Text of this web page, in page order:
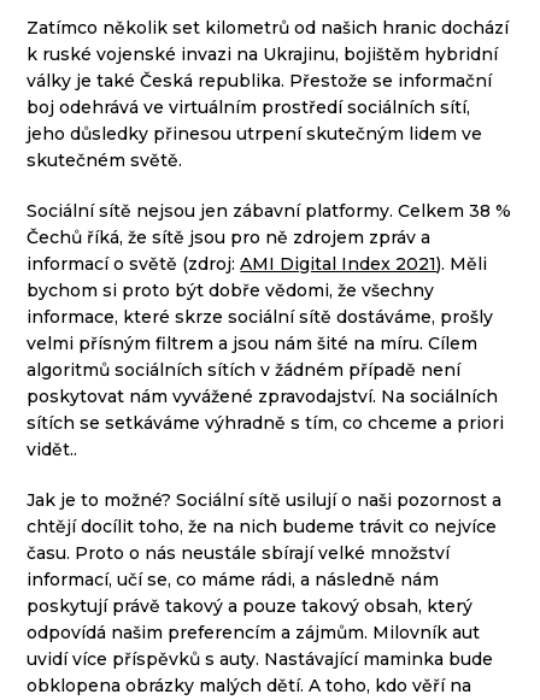
Zatímco několik set kilometrů od našich hranic dochází
k ruské vojenské invazi na Ukrajinu, bojištěm hybridní
války je také Česká republika. Přestože se informační
boj odehrává ve virtuálním prostředí sociálních sítí,
jeho důsledky přinesou utrpení skutečným lidem ve
skutečném světě.
Sociální sítě nejsou jen zábavní platformy. Celkem 38 %
Čechů říká, že sítě jsou pro ně zdrojem zpráv a
informací o světě (zdroj:AMI Digital Index 2021). Měli
bychom si proto být dobře vědomi, že všechny
informace, které skrze sociální sítě dostáváme, prošly
velmi přísným filtrem a jsou nám šité na míru. Cílem
algoritmů sociálních sítích v žádném případě není
poskytovat nám vyvážené zpravodajství. Na sociálních
sítích se setkáváme výhradně s tím, co chceme a priori
vidět..
Jak je to možné? Sociální sítě usilují o naši pozornost a
chtějí docílit toho, že na nich budeme trávit co nejvíce
času. Proto o nás neustále sbírají velké množství
informací, učí se, co máme rádi, a následně nám
poskytují právě takový a pouze takový obsah, který
odpovídá našim preferencím a zájmům. Milovník aut
uvidí více příspěvků s auty. Nastávající maminka bude
obklopena obrázky malých dětí. A toho, kdo věří na